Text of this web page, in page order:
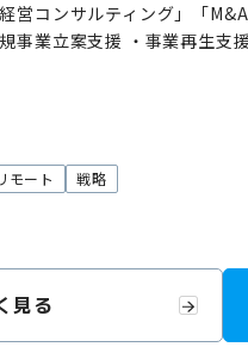
営コンサルティング」「
事業立案支援 ・事業再生支
モート 戦略
見る